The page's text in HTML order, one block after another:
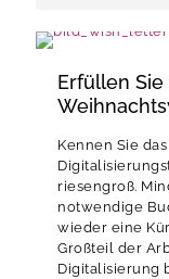
Erfüllen
Kennen Sie
riesengroß.
notwendige
wieder eine
Großteil der
Digitalisierung